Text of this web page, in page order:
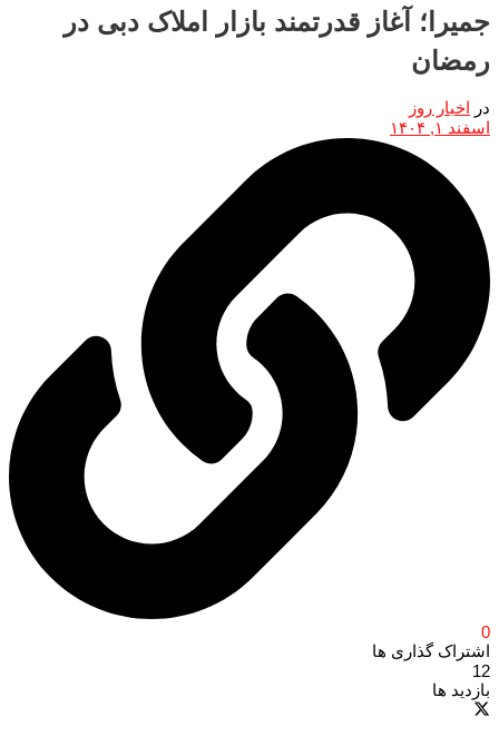
جمیرا؛ آغاز قدرتمند بازار املاک دبی در
رمضان
در اخبار روز
اسفند ۱, ۱۴۰۴
0
اشتراک گذاری ها
12
بازدید ها